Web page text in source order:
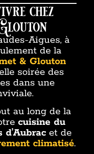
chez
Aigues, à
de la
& Glouton
soirée des
dans une
au long de la
cuisine du
d’Aubrac et de
climatisé.